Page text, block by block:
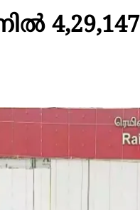
4,29,147